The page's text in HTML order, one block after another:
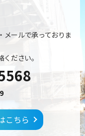
メールで承っておりま
ださい。
こちら